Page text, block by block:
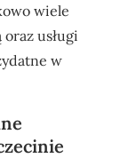
wiele
usługi
w